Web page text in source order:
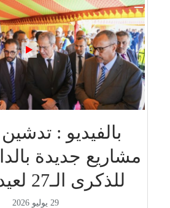
بالفيديو :
مشاريع جديدة
للذكرى الـ27 لعيد العرش
29 يوليو 2026